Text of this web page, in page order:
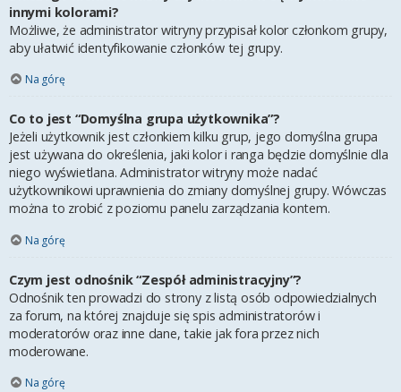
innymi kolorami?
Możliwe, że administrator witryny przypisał kolor członkom grupy,
aby ułatwić identyfikowanie członków tej grupy.
Na górę
Co to jest “Domyślna grupa użytkownika”?
Jeżeli użytkownik jest członkiem kilku grup, jego domyślna grupa
jest używana do określenia, jaki kolor i ranga będzie domyślnie dla
niego wyświetlana. Administrator witryny może nadać
użytkownikowi uprawnienia do zmiany domyślnej grupy. Wówczas
można to zrobić z poziomu panelu zarządzania kontem.
Na górę
Czym jest odnośnik “Zespół administracyjny”?
Odnośnik ten prowadzi do strony z listą osób odpowiedzialnych
za forum, na której znajduje się spis administratorów i
moderatorów oraz inne dane, takie jak fora przez nich
moderowane.
Na górę